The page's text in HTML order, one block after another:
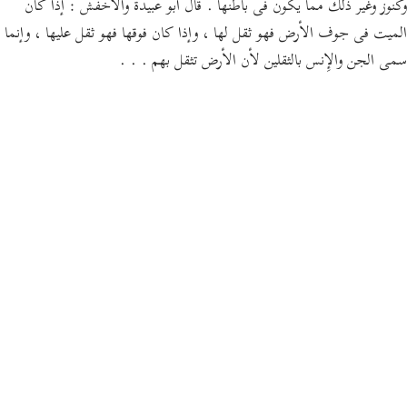
وكنوز وغير ذلك مما يكون فى باطنها . قال أبو عبيدة والأخفش : إذا كان
الميت فى جوف الأرض فهو ثقل لها ، وإذا كان فوقها فهو ثقل عليها ، وإنما
سمى الجن والإِنس بالثقلين لأن الأرض تثقل بهم . . .